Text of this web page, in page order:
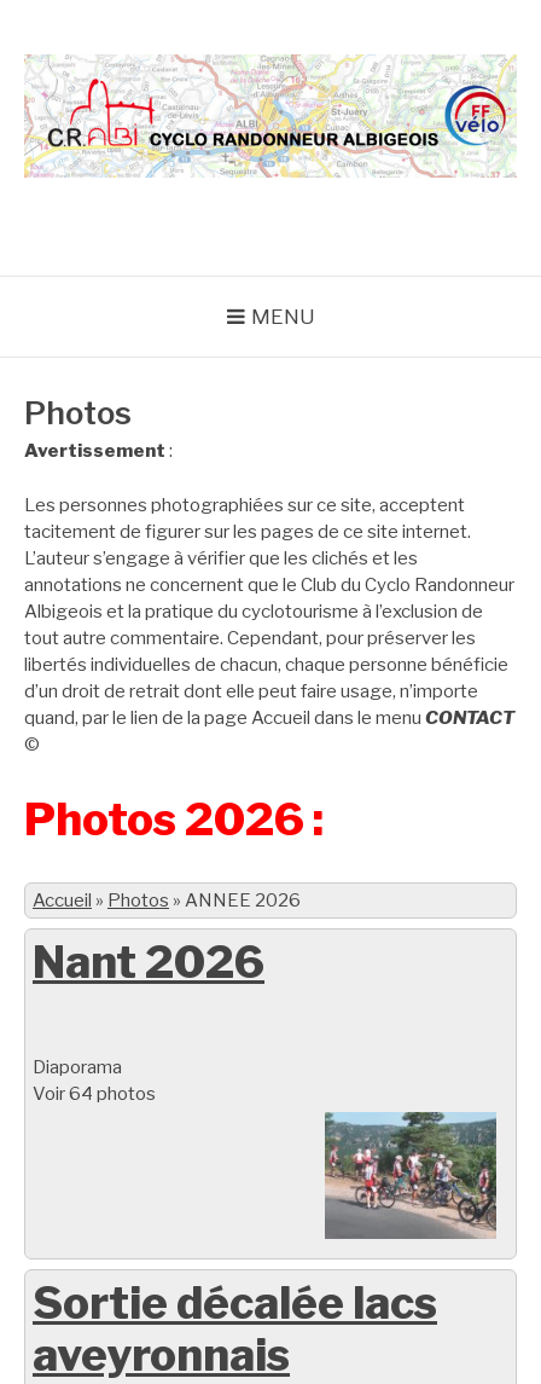
contenu
MENU
Photos
Avertissement :
Les personnes photographiées sur ce site, acceptent
tacitement de figurer sur les pages de ce site internet.
L’auteur s’engage à vérifier que les clichés et les
annotations ne concernent que le Club du Cyclo Randonneur
Albigeois et la pratique du cyclotourisme à l’exclusion de
tout autre commentaire. Cependant, pour préserver les
libertés individuelles de chacun, chaque personne bénéficie
d’un droit de retrait dont elle peut faire usage, n’importe
quand, par le lien de la page Accueil dans le menu CONTACT
©
Photos 2026 :
Accueil » Photos » ANNEE 2026
Nant 2026
Diaporama
Voir 64 photos
Sortie décalée lacs
aveyronnais